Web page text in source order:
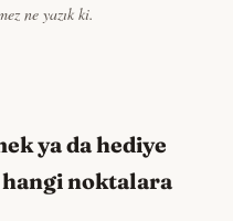
ne yazık ki.
ya da hediye
noktalara